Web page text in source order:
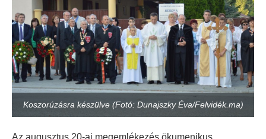
Koszorúzásra készülve (Fotó: Dunajszky Éva/Felvidék.ma)
Az augusztus 20-ai megemlékezés ökumenikus